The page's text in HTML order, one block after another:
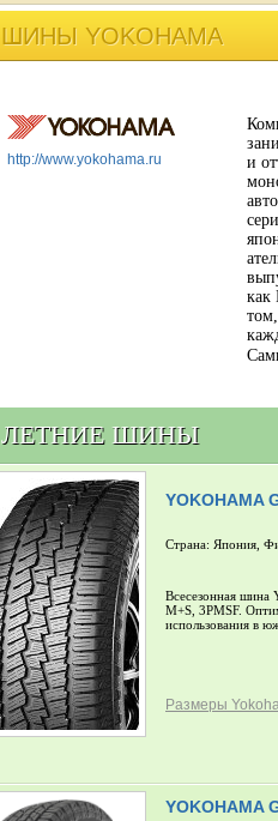
ШИНЫ YOKOHAMA
http://www.yokohama.ru
и
как
ЛЕТНИЕ ШИНЫ
YOKOHAMA
Страна: Япония,
Всесезонная шина
M+S, 3PMSF.
использования в
Размеры
YOKOHAMA